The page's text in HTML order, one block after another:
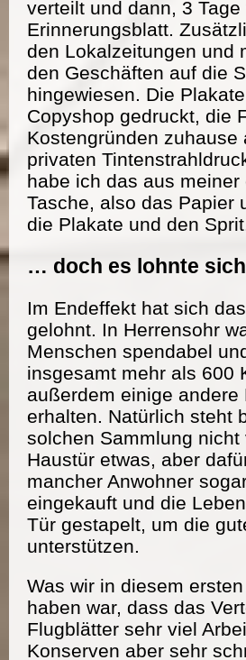
verteilt und dann, 3 Tage
Erinnerungsblatt.
den Lokalzeitungen und
den Geschäften auf die
hingewiesen. Die
Copyshop gedruckt, die
Kostengründen zuhause
privaten
habe ich das aus meiner
Tasche, also das Papier
die Plakate und den
… doch es lohnte
Im Endeffekt hat sich
gelohnt. In Herrensohr
Menschen spendabel
insgesamt mehr als 600
außerdem einige andere
erhalten. Natürlich steht
solchen Sammlung nicht
Haustür etwas, aber
mancher Anwohner
eingekauft und die
Tür gestapelt, um die
unterstützen.
Was wir in diesem
haben war, dass das
Flugblätter sehr viel
Konserven aber sehr